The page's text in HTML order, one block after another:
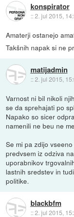
konspirator
::2. jul 2015,
Amaterji ostanejo
Takšnih napak si ne
matijadmin
::2. jul 2015,
Varnost ni bil nikoli
se da sprehajati po
Napako so sicer
namenili ne beu ne
Se mi pa zdijo
predvsem iz odziva
uporabnikov
lastnih sredstev in
politike.
blackbfm
::2. jul 2015,